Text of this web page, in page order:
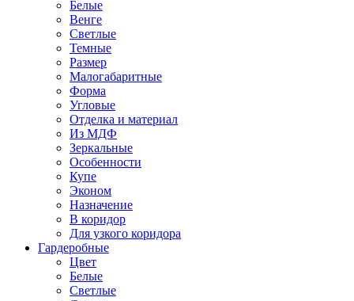
Белые
Венге
Светлые
Темные
Размер
Малогабаритные
Форма
Угловые
Отделка и материал
Из МДФ
Зеркальные
Особенности
Купе
Эконом
Назначение
В коридор
Для узкого коридора
Гардеробные
Цвет
Белые
Светлые